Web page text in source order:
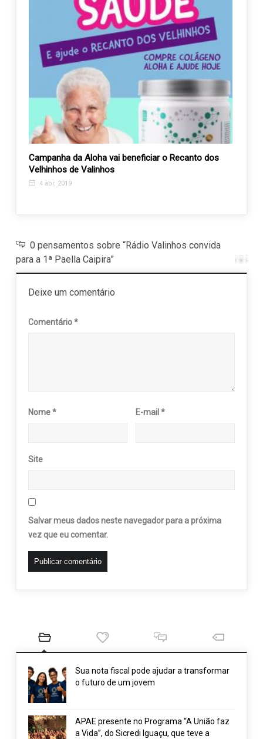
Campanha da Aloha vai beneficiar o Recanto dos
Velhinhos de Valinhos
4 abr, 2019
0 pensamentos sobre “Rádio Valinhos convida
para a 1ª Paella Caipira”
Deixe um comentário
Comentário*
Nome* E-mail*
Site
Salvar meus dados neste navegador para a próxima
vez que eu comentar.
Sua nota fiscal pode ajudar a transformar
o futuro de um jovem
APAE presente no Programa “A União faz
a Vida”, do Sicredi Iguaçu, que teve a